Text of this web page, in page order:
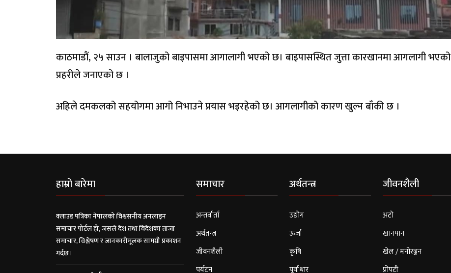
काठमाडौं, २५ साउन । बालाजुको बाइपासमा आगालागी भएको छ। बाइपासस्थित जुत्ता कारखानमा आगलागी भएको
प्रहरीले जनाएको छ ।
अहिले दमकलको सहयोगमा आगो निभाउने प्रयास भइरहेको छ। आगलागीको कारण खुल्न बाँकी छ ।
हाम्रो बारेमा
क्लाउड पत्रिका नेपालको विश्वसनीय अनलाइन
समाचार पोर्टल हो, जसले देश तथा विदेशका ताजा
समाचार, विश्लेषण र जानकारीमूलक सामग्री प्रकाशन
गर्दछ।
समाचार
अन्तर्वार्ता
अर्थतन्त्र
जीवनशैली
पर्यटन
अर्थतन्त्र
उद्योग
ऊर्जा
कृषि
पूर्वाधार
जीवनशैली
अटो
खानपान
खेल / मनोरञ्जन
प्रोपटी